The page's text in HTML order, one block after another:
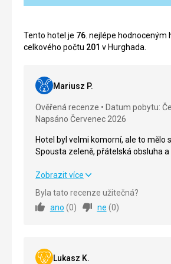
Tento hotel je 76 . nejlépe hodnoceným
celkového počtu 201 v Hurghada.
Mariusz P.
Ověřená recenze
Datum pobytu:
Napsáno Červenec 2026
Hotel byl velmi komorní, ale to mělo
Spousta zeleně, přátelská obsluha a
pokoj s výhledem na zeď, ale
nemám si na co stěžovat, všechno
Hotel byl velmi komorní, ale to mělo
Při rezervaci pokoje ekonomické
pokoj s výhledem na zeď, ale
Strava
Zobrazit více
Byla tato recenze užitečná?
ano (0) ne (0)
Lukasz K.